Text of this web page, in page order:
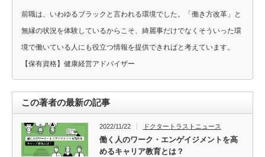
前職は、いわゆるブラックと言われる環境でした。「働き方改革」と
無縁の状況を体験しているからこそ、綺麗事だけでなくそういった環
境で働いている人にも役立つ情報を提供できればと考えています。
【保有資格】健康経営アドバイザー
この著者の最新の記事
2022/11/22 ドクタートラストニュース
働く人のワーク・エンゲイジメントを高
めるキャリア教育とは？